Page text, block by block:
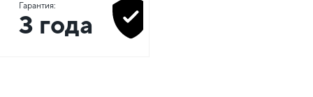
Гарантия:
3 года